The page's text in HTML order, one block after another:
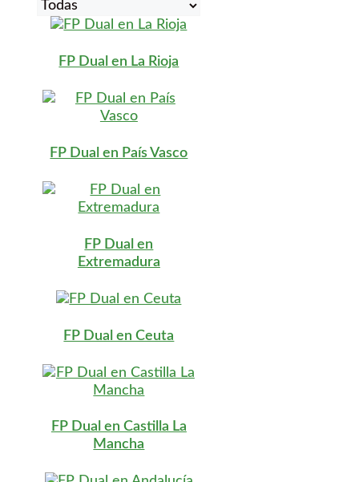
FP Dual en La Rioja
FP Dual en País Vasco
FP Dual en
Extremadura
FP Dual en Ceuta
FP Dual en Castilla La
Mancha